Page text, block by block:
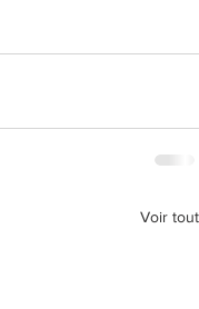
Voir tout